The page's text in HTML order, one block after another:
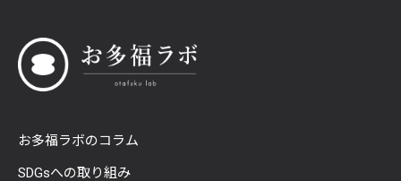
お多福ラボのコラム
SDGsへの取り組み